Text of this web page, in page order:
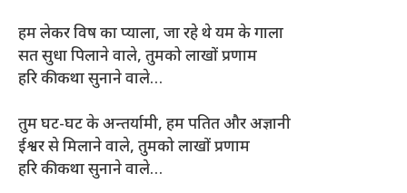
हम लेकर विष का प्याला, जा रहे थे यम के गाला
सत सुधा पिलाने वाले, तुमको लाखों प्रणाम
हरि की कथा सुनाने वाले…
तुम घट-घट के अन्तर्यामी, हम पतित और अज्ञानी
ईश्वर से मिलाने वाले, तुमको लाखों प्रणाम
हरि की कथा सुनाने वाले…